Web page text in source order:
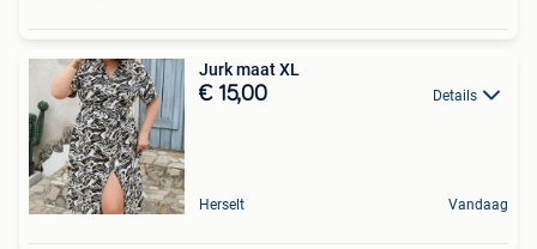
Jurk maat XL
€ 15,00 Details
Herselt Vandaag